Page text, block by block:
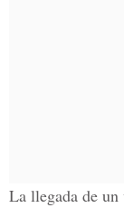
La llegada de